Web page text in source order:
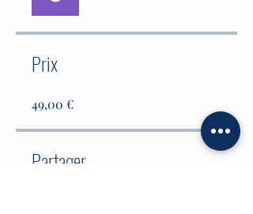
Prix
49,00 €
Partager